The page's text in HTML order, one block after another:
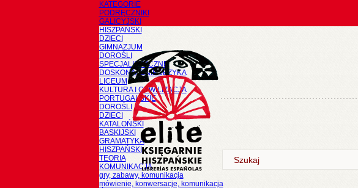
KATEGORIE
PODRĘCZNIKI
GALICYJSKI
HISZPAŃSKI
DZIECI
GIMNAZJUM
DOROŚLI
SPECJALISTYCZNE
DOSKONALENIE JĘZYKA
LICEUM
KULTURA I CYWILIZACJA
PORTUGALSKIE
DOROŚLI
DZIECI
KATALOŃSKI
BASKIJSKI
GRAMATYKA
HISZPAŃSKI
TEORIA
KOMUNIKACJA
gry, zabawy, komunikacja
mówienie, konwersacje, komunikacja